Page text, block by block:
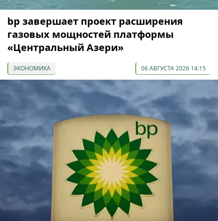
bp завершает проект расширения
газовых мощностей платформы
«Центральный Азери»
ЭКОНОМИКА 06 АВГУСТА 2026 14:15